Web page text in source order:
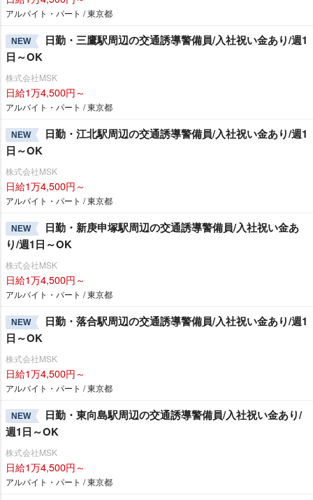
アルバイト・パート / 東京都
NEW
日勤・三鷹駅周辺の交通誘導警備員/入社祝い金あり/週1
日～OK
株式会社MSK
日給1万4,500円～
アルバイト・パート / 東京都
NEW
日勤・江北駅周辺の交通誘導警備員/入社祝い金あり/週1
日～OK
株式会社MSK
日給1万4,500円～
アルバイト・パート / 東京都
NEW
日勤・新庚申塚駅周辺の交通誘導警備員/入社祝い金あ
り/週1日～OK
株式会社MSK
日給1万4,500円～
アルバイト・パート / 東京都
NEW
日勤・落合駅周辺の交通誘導警備員/入社祝い金あり/週1
日～OK
株式会社MSK
日給1万4,500円～
アルバイト・パート / 東京都
NEW
日勤・東向島駅周辺の交通誘導警備員/入社祝い金あり/
週1日～OK
株式会社MSK
日給1万4,500円～
アルバイト・パート / 東京都